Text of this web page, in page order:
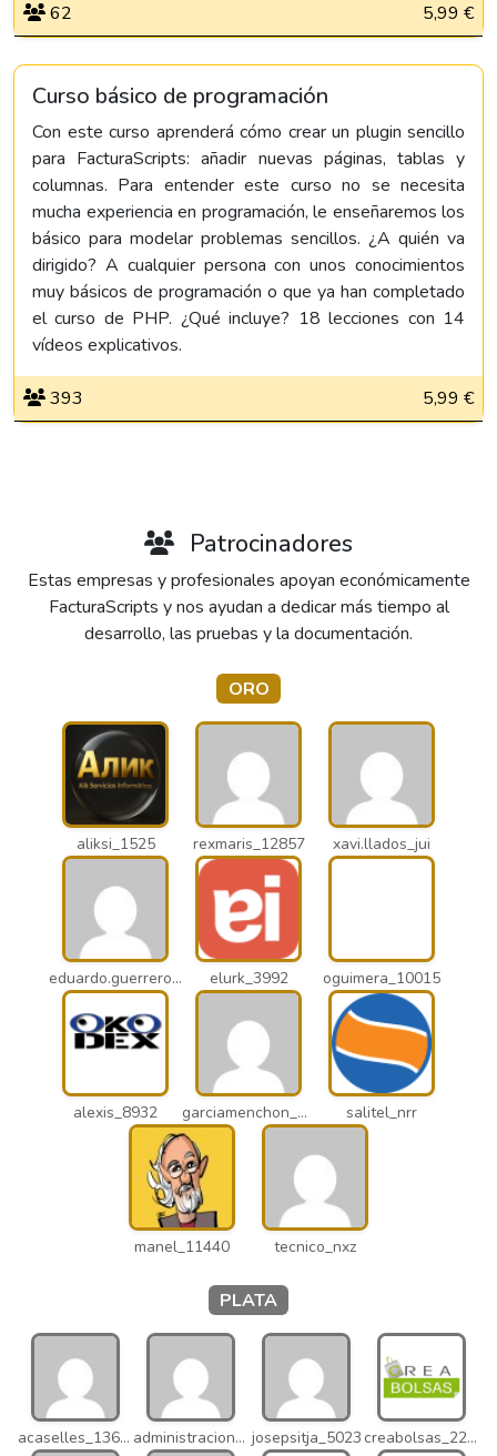
62 5,99 €
Curso básico de programación
Con este curso aprenderá cómo crear un plugin sencillo
para FacturaScripts: añadir nuevas páginas, tablas y
columnas. Para entender este curso no se necesita
mucha experiencia en programación, le enseñaremos los
básico para modelar problemas sencillos. ¿A quién va
dirigido? A cualquier persona con unos conocimientos
muy básicos de programación o que ya han completado
el curso de PHP. ¿Qué incluye? 18 lecciones con 14
vídeos explicativos.
393 5,99 €
Patrocinadores
Estas empresas y profesionales apoyan económicamente
FacturaScripts y nos ayudan a dedicar más tiempo al
desarrollo, las pruebas y la documentación.
ORO
aliksi_1525 rexmaris_12857 xavi.llados_jui
eduardo.guerrero_pto elurk_3992 oguimera_10015
alexis_8932 garciamenchon_puz salitel_nrr
manel_11440 tecnico_nxz
PLATA
acaselles_13670 administracion_nhd josepsitja_5023 creabolsas_22110